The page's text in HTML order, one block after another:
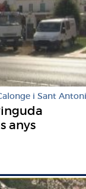
i Sant Antoni
anys